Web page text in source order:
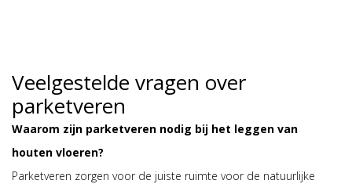
Veelgestelde vragen over
parketveren
Waarom zijn parketveren nodig bij het leggen van
houten vloeren?
Parketveren zorgen voor de juiste ruimte voor de natuurlijke